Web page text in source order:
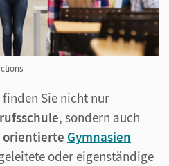
Sie nicht nur
, sondern auch
Gymnasien
oder eigenständige